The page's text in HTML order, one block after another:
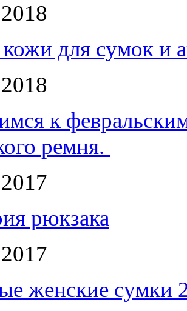
для сумок и
к
ремня.
рюкзака
женские сумки